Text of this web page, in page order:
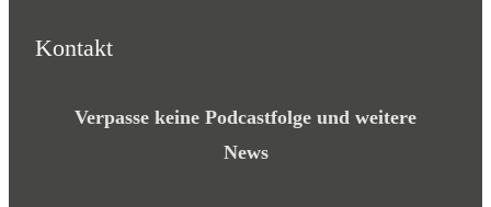
Kontakt
Verpasse keine Podcastfolge und weitere
News